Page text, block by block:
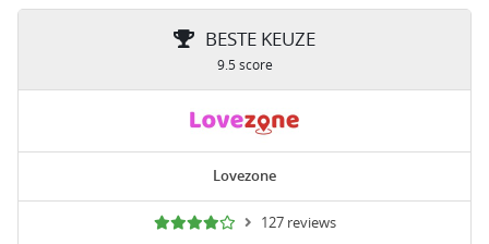
BESTE KEUZE
9.5 score
Lovezone
127 reviews